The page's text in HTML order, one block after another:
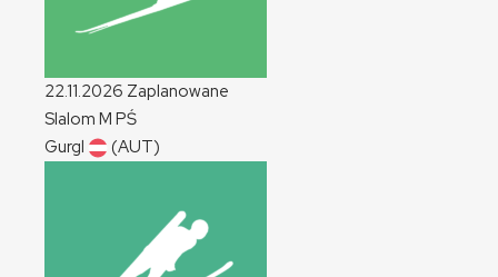
22.11.2026 Zaplanowane
Slalom M PŚ
Gurgl
(AUT)